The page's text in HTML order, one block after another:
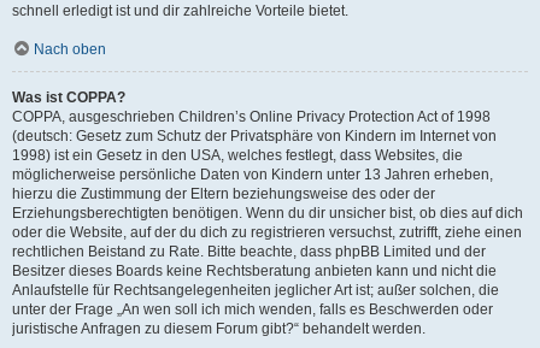
schnell erledigt ist und dir zahlreiche Vorteile bietet.
Nach oben
Was ist COPPA?
COPPA, ausgeschrieben Children’s Online Privacy Protection Act of 1998
(deutsch: Gesetz zum Schutz der Privatsphäre von Kindern im Internet von
1998) ist ein Gesetz in den USA, welches festlegt, dass Websites, die
möglicherweise persönliche Daten von Kindern unter 13 Jahren erheben,
hierzu die Zustimmung der Eltern beziehungsweise des oder der
Erziehungsberechtigten benötigen. Wenn du dir unsicher bist, ob dies auf dich
oder die Website, auf der du dich zu registrieren versuchst, zutrifft, ziehe einen
rechtlichen Beistand zu Rate. Bitte beachte, dass phpBB Limited und der
Besitzer dieses Boards keine Rechtsberatung anbieten kann und nicht die
Anlaufstelle für Rechtsangelegenheiten jeglicher Art ist; außer solchen, die
unter der Frage „An wen soll ich mich wenden, falls es Beschwerden oder
juristische Anfragen zu diesem Forum gibt?“ behandelt werden.